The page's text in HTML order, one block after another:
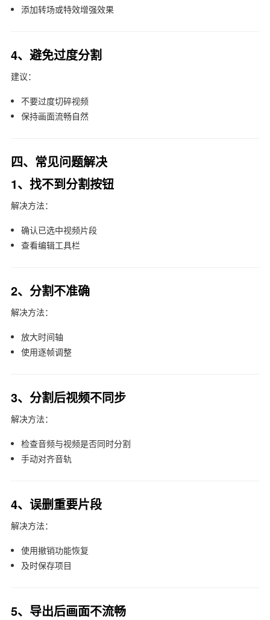
添加转场或特效增强效果
4、避免过度分割
建议：
不要过度切碎视频
保持画面流畅自然
四、常见问题解决
1、找不到分割按钮
解决方法：
确认已选中视频片段
查看编辑工具栏
2、分割不准确
解决方法：
放大时间轴
使用逐帧调整
3、分割后视频不同步
解决方法：
检查音频与视频是否同时分割
手动对齐音轨
4、误删重要片段
解决方法：
使用撤销功能恢复
及时保存项目
5、导出后画面不流畅